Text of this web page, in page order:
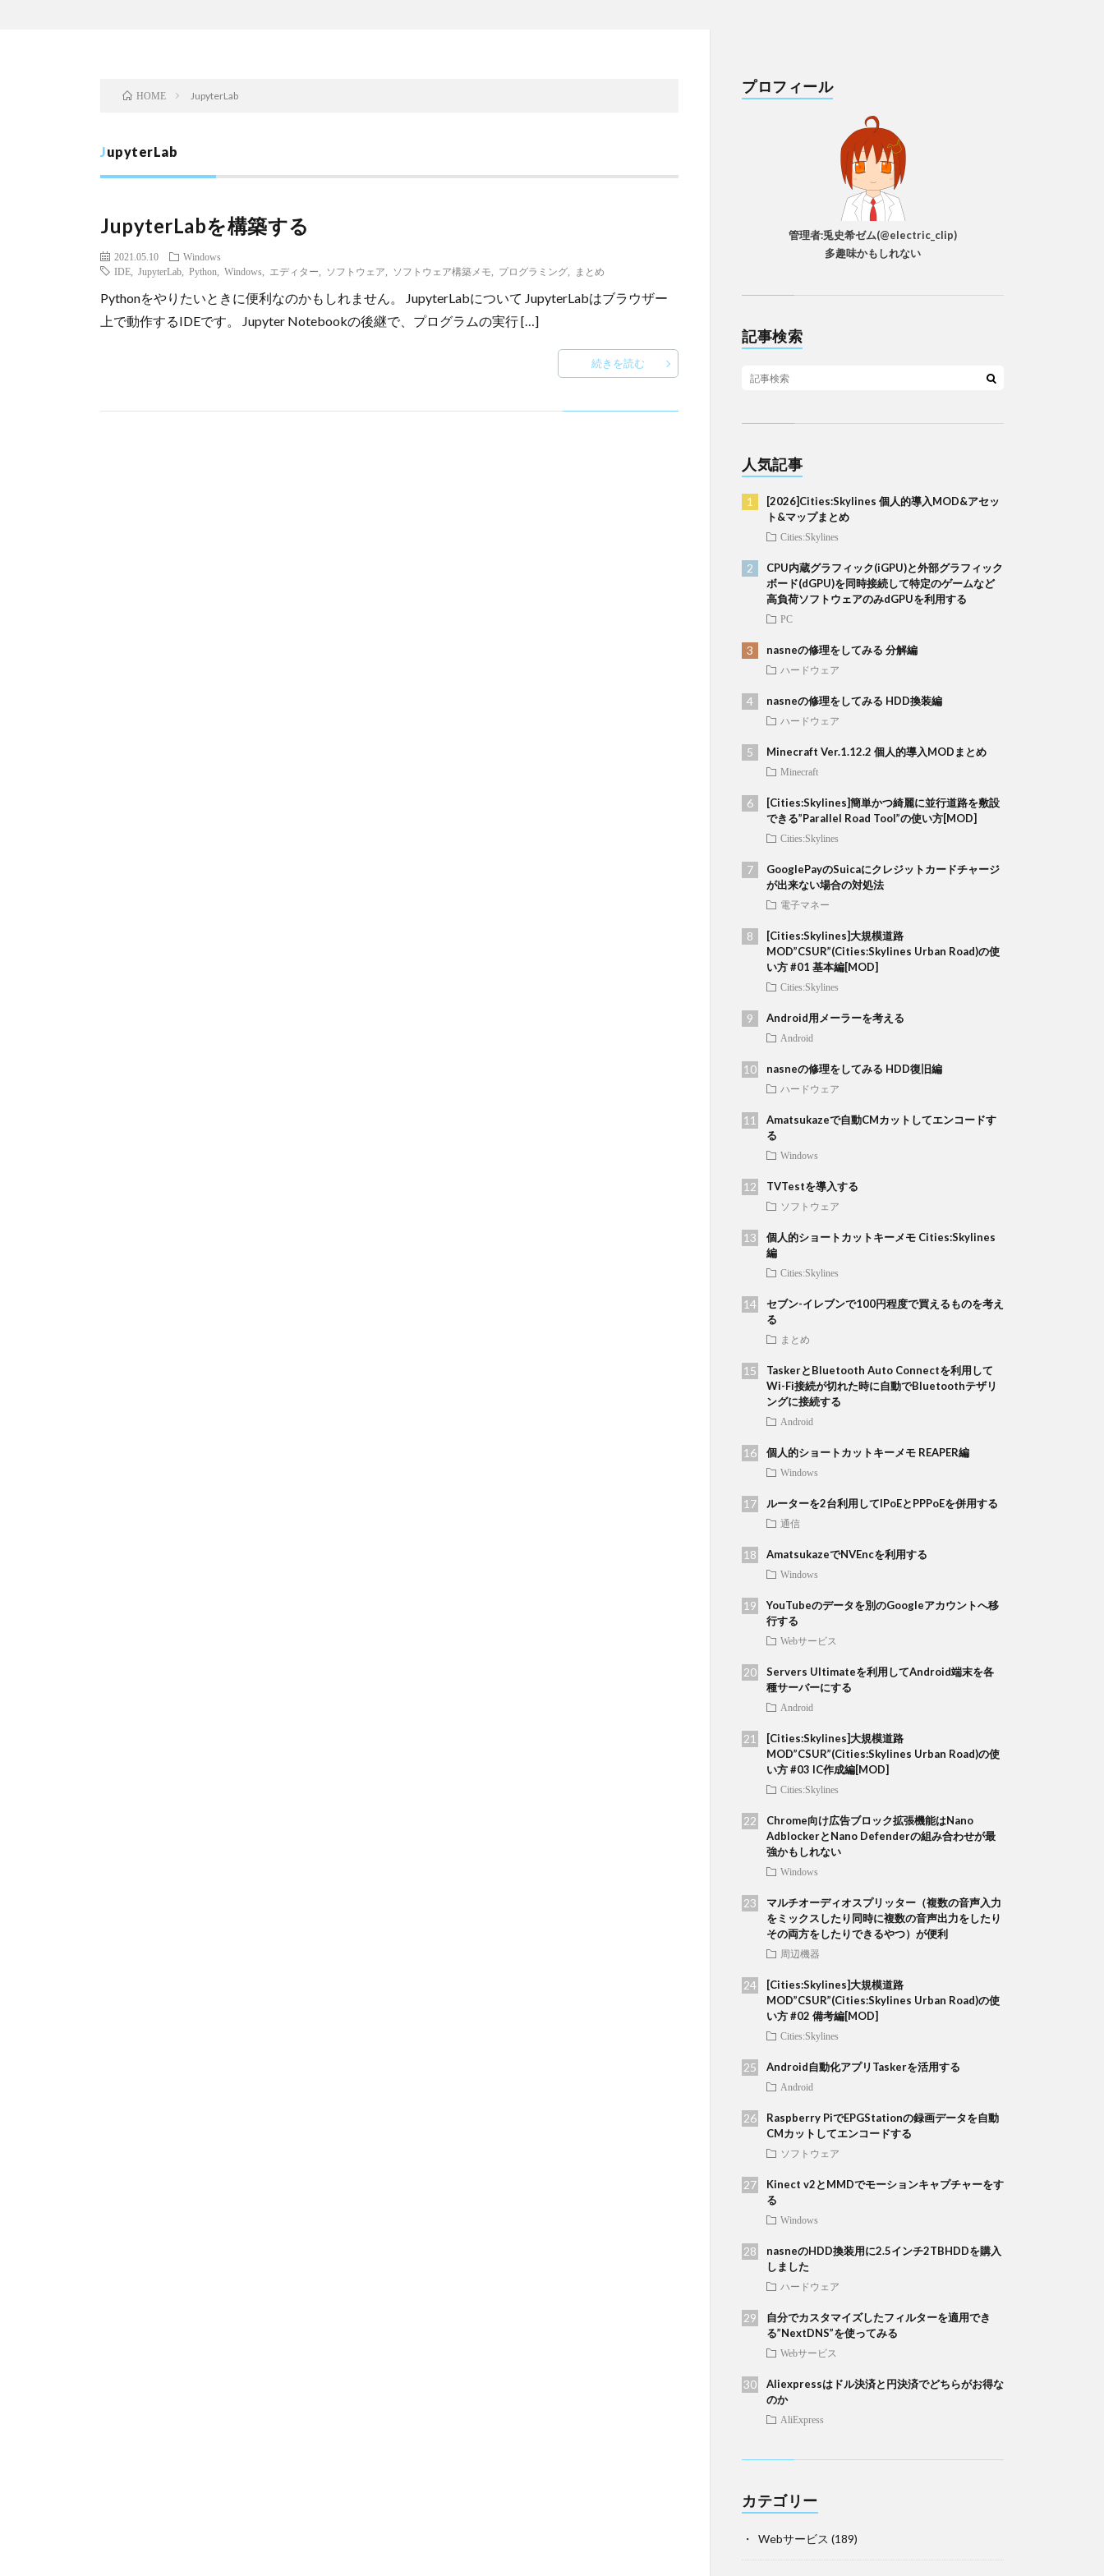
HOME JupyterLab
JupyterLab
JupyterLabを構築する
2021.05.10
Windows
IDE
JupyterLab Python Windows エディター ソフトウェア ソフトウェア構築メモ プログラミング まとめ
Pythonをやりたいときに便利なのかもしれません。 JupyterLabについて JupyterLabはブラウザー
上で動作するIDEです。 Jupyter Notebookの後継で、プログラムの実行 […]
続きを読む
プロフィール
管理者:兎史希ゼム(@electric_clip)
多趣味かもしれない
記事検索
人気記事
[2026]Cities:Skylines 個人的導入MOD&アセッ
ト&マップまとめ
Cities:Skylines
CPU内蔵グラフィック(iGPU)と外部グラフィック
ボード(dGPU)を同時接続して特定のゲームなど
高負荷ソフトウェアのみdGPUを利用する
PC
nasneの修理をしてみる 分解編
ハードウェア
nasneの修理をしてみる HDD換装編
ハードウェア
Minecraft Ver.1.12.2 個人的導入MODまとめ
Minecraft
[Cities:Skylines]簡単かつ綺麗に並行道路を敷設
できる”Parallel Road Tool”の使い方[MOD]
Cities:Skylines
GooglePayのSuicaにクレジットカードチャージ
が出来ない場合の対処法
電子マネー
[Cities:Skylines]大規模道路
MOD”CSUR”(Cities:Skylines Urban Road)の使
い方 #01 基本編[MOD]
Cities:Skylines
Android用メーラーを考える
Android
nasneの修理をしてみる HDD復旧編
ハードウェア
Amatsukazeで自動CMカットしてエンコードす
る
Windows
TVTestを導入する
ソフトウェア
個人的ショートカットキーメモ Cities:Skylines
編
Cities:Skylines
セブン-イレブンで100円程度で買えるものを考え
る
まとめ
TaskerとBluetooth Auto Connectを利用して
Wi-Fi接続が切れた時に自動でBluetoothテザリ
ングに接続する
Android
個人的ショートカットキーメモ REAPER編
Windows
ルーターを2台利用してIPoEとPPPoEを併用する
通信
AmatsukazeでNVEncを利用する
Windows
YouTubeのデータを別のGoogleアカウントへ移
行する
Webサービス
Servers Ultimateを利用してAndroid端末を各
種サーバーにする
Android
[Cities:Skylines]大規模道路
MOD”CSUR”(Cities:Skylines Urban Road)の使
い方 #03 IC作成編[MOD]
Cities:Skylines
Chrome向け広告ブロック拡張機能はNano
AdblockerとNano Defenderの組み合わせが最
強かもしれない
Windows
マルチオーディオスプリッター（複数の音声入力
をミックスしたり同時に複数の音声出力をしたり
その両方をしたりできるやつ）が便利
周辺機器
[Cities:Skylines]大規模道路
MOD”CSUR”(Cities:Skylines Urban Road)の使
い方 #02 備考編[MOD]
Cities:Skylines
Android自動化アプリTaskerを活用する
Android
Raspberry PiでEPGStationの録画データを自動
CMカットしてエンコードする
ソフトウェア
Kinect v2とMMDでモーションキャプチャーをす
る
Windows
nasneのHDD換装用に2.5インチ2TBHDDを購入
しました
ハードウェア
自分でカスタマイズしたフィルターを適用でき
る”NextDNS”を使ってみる
Webサービス
Aliexpressはドル決済と円決済でどちらがお得な
のか
AliExpress
カテゴリー
Webサービス (189)